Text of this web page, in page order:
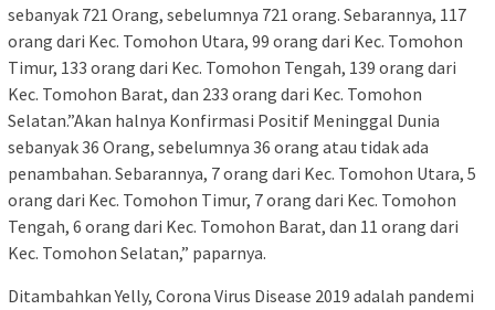
sebanyak 721 Orang, sebelumnya 721 orang. Sebarannya, 117
orang dari Kec. Tomohon Utara, 99 orang dari Kec. Tomohon
Timur, 133 orang dari Kec. Tomohon Tengah, 139 orang dari
Kec. Tomohon Barat, dan 233 orang dari Kec. Tomohon
Selatan.”Akan halnya Konfirmasi Positif Meninggal Dunia
sebanyak 36 Orang, sebelumnya 36 orang atau tidak ada
penambahan. Sebarannya, 7 orang dari Kec. Tomohon Utara, 5
orang dari Kec. Tomohon Timur, 7 orang dari Kec. Tomohon
Tengah, 6 orang dari Kec. Tomohon Barat, dan 11 orang dari
Kec. Tomohon Selatan,” paparnya.
Ditambahkan Yelly, Corona Virus Disease 2019 adalah pandemi